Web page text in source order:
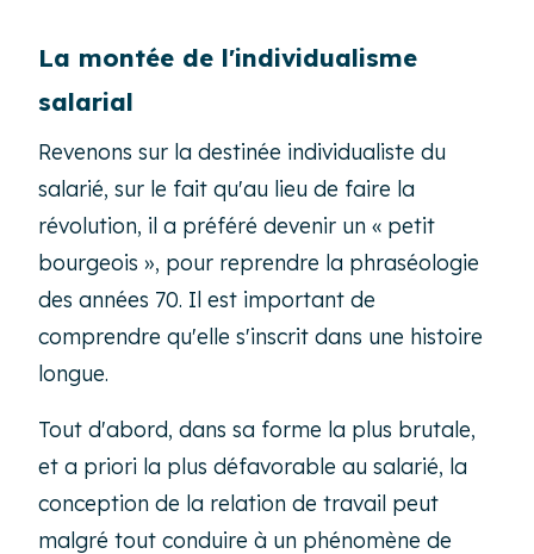
La montée de l'individualisme
salarial
Revenons sur la destinée individualiste du
salarié, sur le fait qu'au lieu de faire la
révolution, il a préféré devenir un « petit
bourgeois », pour reprendre la phraséologie
des années 70. Il est important de
comprendre qu'elle s'inscrit dans une histoire
longue.
Tout d'abord, dans sa forme la plus brutale,
et a priori la plus défavorable au salarié, la
conception de la relation de travail peut
malgré tout conduire à un phénomène de